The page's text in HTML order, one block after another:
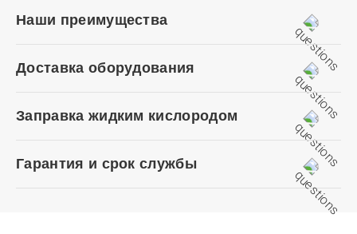
Наши преимущества
Доставка оборудования
Заправка жидким кислородом
Гарантия и срок службы